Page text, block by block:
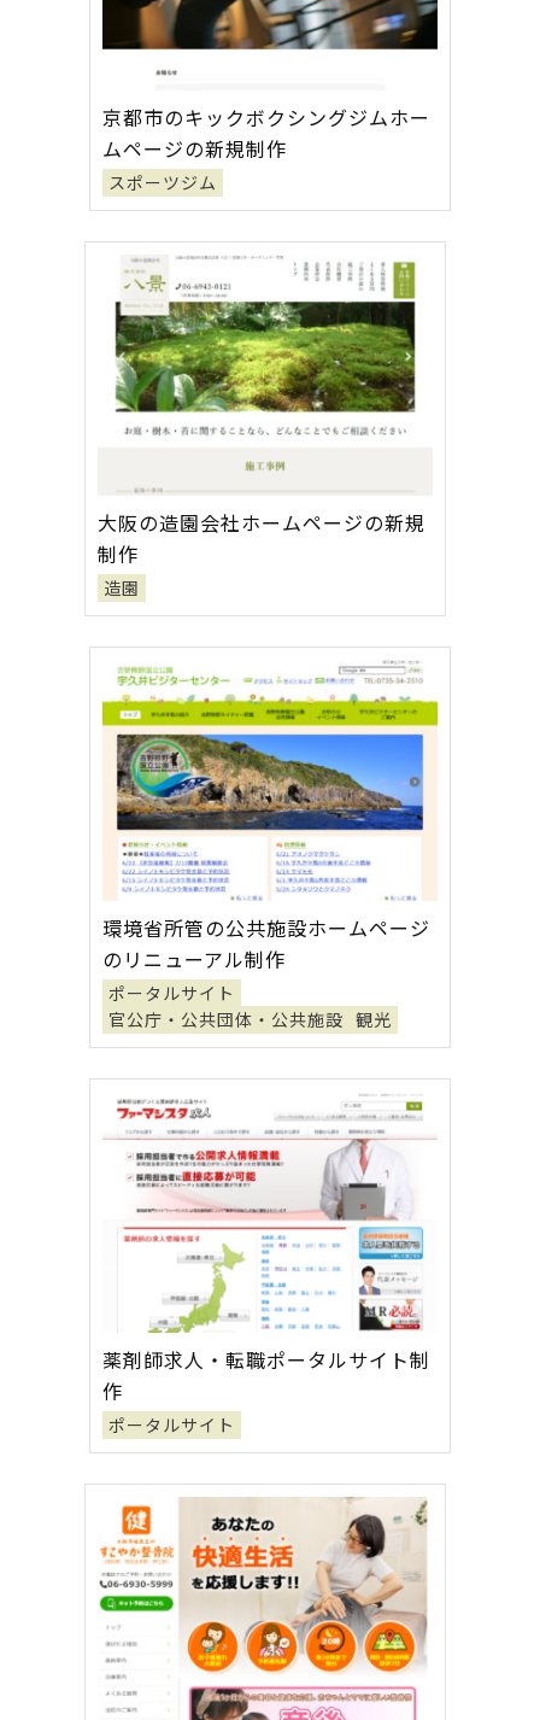
京都市のキックボクシングジムホー
ムページの新規制作
スポーツジム
大阪の造園会社ホームページの新規
制作
造園
環境省所管の公共施設ホームページ
のリニューアル制作
ポータルサイト
官公庁・公共団体・公共施設
観光
薬剤師求人・転職ポータルサイト制
作
ポータルサイト